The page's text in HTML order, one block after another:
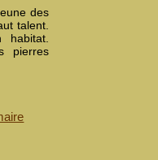
des
talent.
habitat.
pierres